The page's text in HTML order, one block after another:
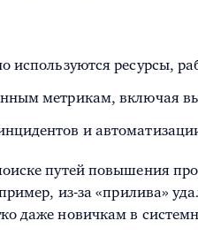
ресурсы,
метрикам, включая
и
путей повышения
из-за «прилива»
даже новичкам в